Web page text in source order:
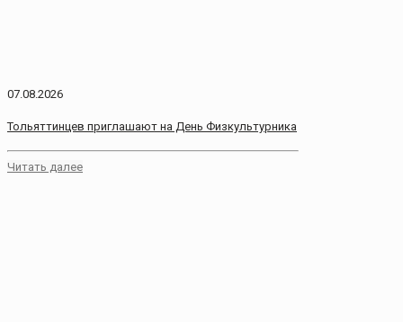
07.08.2026
Тольяттинцев приглашают на День Физкультурника
Читать далее